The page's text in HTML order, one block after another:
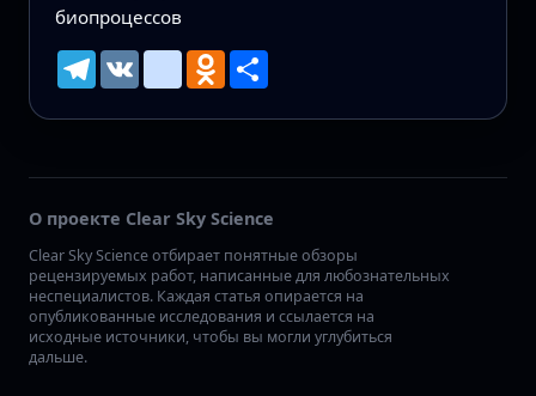
биопроцессов
Telegram
VK mailruOdnoklassniki
Ресурс
О проекте Clear Sky Science
Clear Sky Science отбирает понятные обзоры
рецензируемых работ, написанные для любознательных
неспециалистов. Каждая статья опирается на
опубликованные исследования и ссылается на
исходные источники, чтобы вы могли углубиться
дальше.